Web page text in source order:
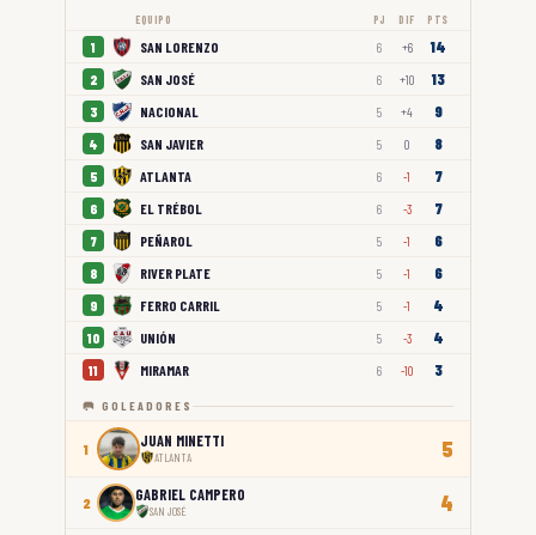
EQUIPO PJ DIF PTS
1 SAN LORENZO 6 +6 14
2 SAN JOSÉ 6 +10 13
3 NACIONAL 5 +4 9
4 SAN JAVIER 5 0 8
5 ATLANTA 6 -1 7
6 EL TRÉBOL 6 -3 7
7 PEÑAROL 5 -1 6
8 RIVER PLATE 5 -1 6
9 FERRO CARRIL 5 -1 4
10 UNIÓN 5 -3 4
11 MIRAMAR 6 -10 3
🥅 GOLEADORES
1 JUAN MINETTI
ATLANTA 5
2 GABRIEL CAMPERO
SAN JOSÉ 4